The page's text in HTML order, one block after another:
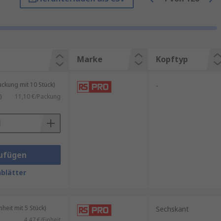
Bit-Halter oder Akkuschrauber
zu bedienen – von
auch bei intensiver Nutzung.
Marke Kopftyp
mit 10 Stück)
11,10 €/Packung
-
mit 5 Stück) Sechskant